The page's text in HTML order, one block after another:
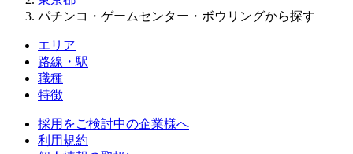
パチンコ・ゲームセンター・ボウリングから探す
エリア
路線・駅
職種
特徴
採用をご検討中の企業様へ
利用規約